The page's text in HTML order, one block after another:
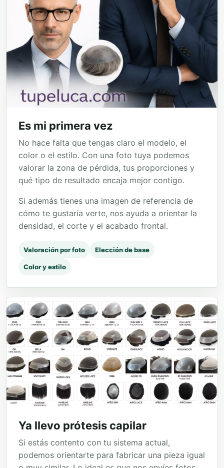
Es mi primera vez
No hace falta que tengas claro el modelo, el
color o el estilo. Con una foto tuya podemos
valorar la zona de pérdida, tus proporciones y
qué tipo de resultado encaja mejor contigo.
Si además tienes una imagen de referencia de
cómo te gustaría verte, nos ayuda a orientar la
densidad, el corte y el acabado frontal.
Valoración por foto Elección de base
Color y estilo
Ya llevo prótesis capilar
Si estás contento con tu sistema actual,
podemos orientarte para fabricar una pieza igual